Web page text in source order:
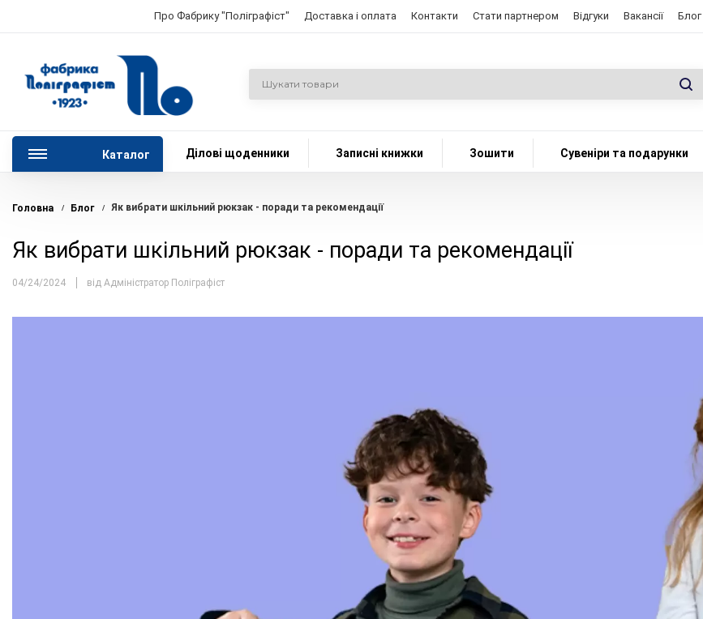
Про Фабрику "Поліграфіст" Доставка і оплата Контакти Стати партнером Відгуки Вакансії Блог
Каталог Ділові щоденники Записні книжки Зошити Сувеніри та подарунки
Головна Блог Як вибрати шкільний рюкзак - поради та рекомендації
Як вибрати шкільний рюкзак - поради та рекомендації
04/24/2024 від Адміністратор Поліграфіст